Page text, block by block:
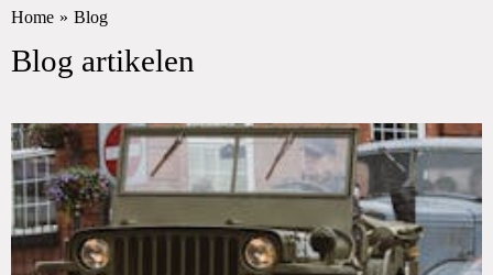
Home » Blog
Blog artikelen